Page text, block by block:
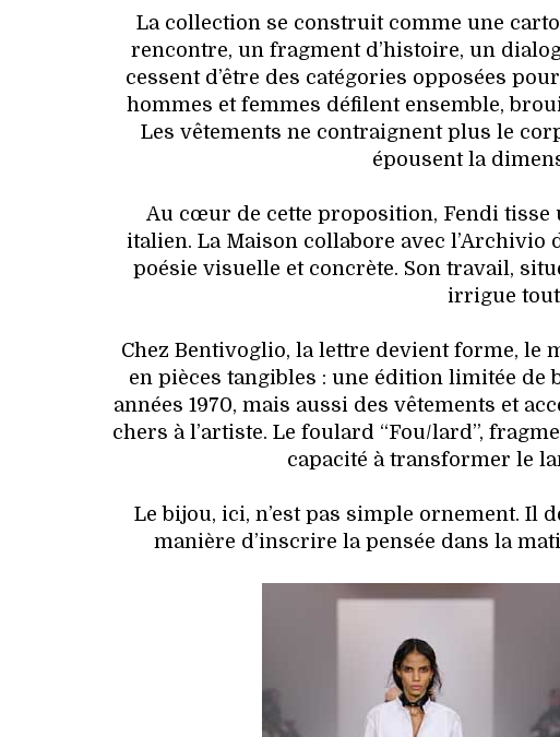
La collection se construit comme une
rencontre, un fragment d’histoire, un
cessent d’être des catégories opposées
hommes et femmes défilent ensemble,
Les vêtements ne contraignent plus le
épousent la
Au cœur de cette proposition, Fendi tisse
italien. La Maison collabore avec
poésie visuelle et concrète. Son travail,
irrigue
Chez Bentivoglio, la lettre devient forme, le
en pièces tangibles : une édition limitée
années 1970, mais aussi des vêtements et
chers à l’artiste. Le foulard “Fou/lard”,
capacité à transformer le
Le bijou, ici, n’est pas simple ornement. Il
manière d’inscrire la pensée dans la